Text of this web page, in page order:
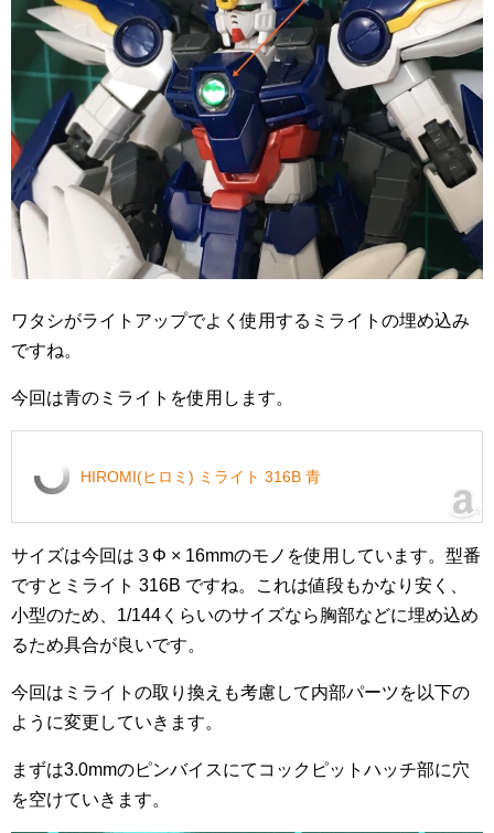
ワタシがライトアップでよく使用するミライトの埋め込み
ですね。
今回は青のミライトを使用します。
HIROMI(ヒロミ) ミライト 316B 青
サイズは今回は３Φ × 16mmのモノを使用しています。型番
ですとミライト 316B ですね。これは値段もかなり安く、
小型のため、1/144くらいのサイズなら胸部などに埋め込め
るため具合が良いです。
今回はミライトの取り換えも考慮して内部パーツを以下の
ように変更していきます。
まずは3.0mmのピンバイスにてコックピットハッチ部に穴
を空けていきます。